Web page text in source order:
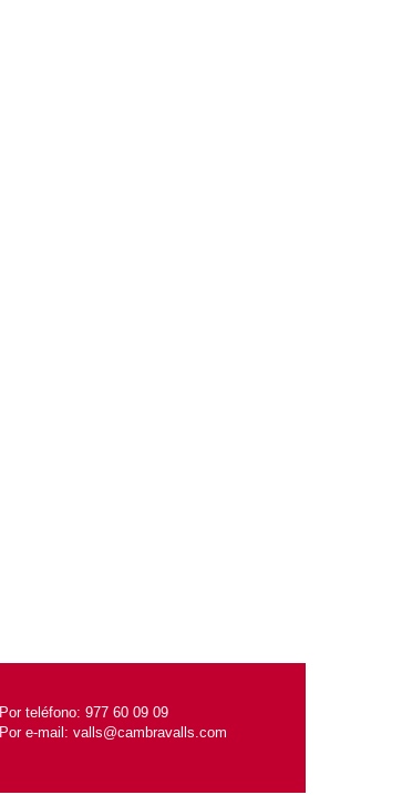
Por teléfono: 977 60 09 09
Por e-mail: valls@cambravalls.com